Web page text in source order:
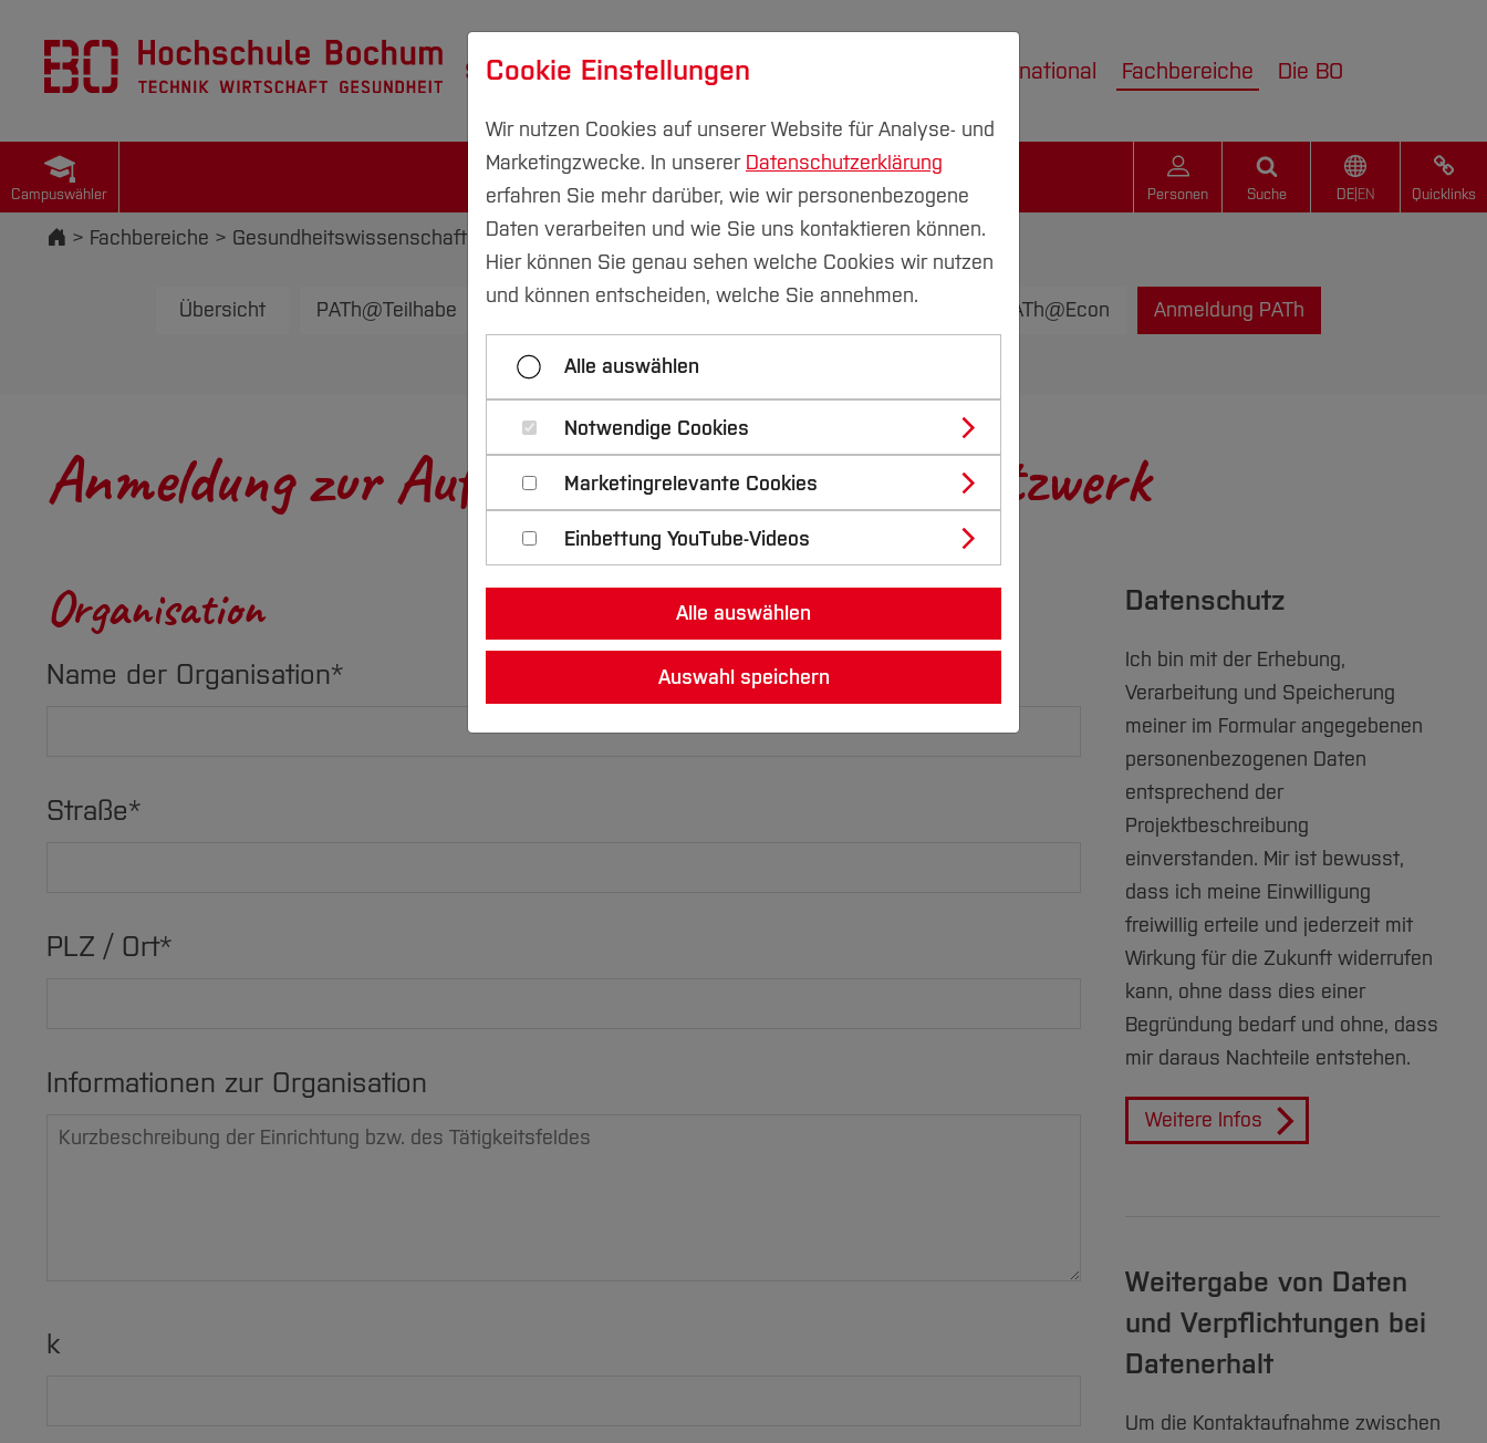
Studium Forschung & Transfer International Fachbereiche Die BO
Campuswähler Personen Suche DE| EN Quicklinks
Startseite
Fachbereiche Gesundheits­wissenschaften Veranstaltungen und Netzwerke Anmeldung PATh
Übersicht PATh@Teilhabe PATh@Work PATh@Positive PATh@Place PATh@Econ Anmeldung PATh
Anmeldung zur Aufnahme in das PATh-Netzwerk
Organisation
Name der Organisation*
Straße*
PLZ / Ort*
Informationen zur Organisation
k
Datenschutz
Ich bin mit der Erhebung,
Verarbeitung und Speicherung
meiner im Formular angegebenen
personenbezogenen Daten
entsprechend der
Projektbeschreibung
einverstanden. Mir ist bewusst,
dass ich meine Einwilligung
freiwillig erteile und jederzeit mit
Wirkung für die Zukunft widerrufen
kann, ohne dass dies einer
Begründung bedarf und ohne, dass
mir daraus Nachteile entstehen.
Weitere Infos
Weitergabe von Daten
und Verpflichtungen bei
Datenerhalt
Um die Kontaktaufnahme zwischen
Cookie Einstellungen
Wir nutzen Cookies auf unserer Website für Analyse- und
Marketingzwecke. In unserer Datenschutzerklärung
erfahren Sie mehr darüber, wie wir personenbezogene
Daten verarbeiten und wie Sie uns kontaktieren können.
Hier können Sie genau sehen welche Cookies wir nutzen
und können entscheiden, welche Sie annehmen.
Alle auswählen
Notwendige Cookies
Marketingrelevante Cookies
Einbettung YouTube-Videos
Alle auswählen
Auswahl speichern